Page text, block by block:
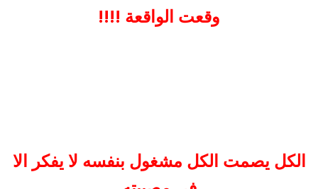
وقعت الواقعة !!!!
الكل يصمت الكل مشغول بنفسه لا يفكر الا